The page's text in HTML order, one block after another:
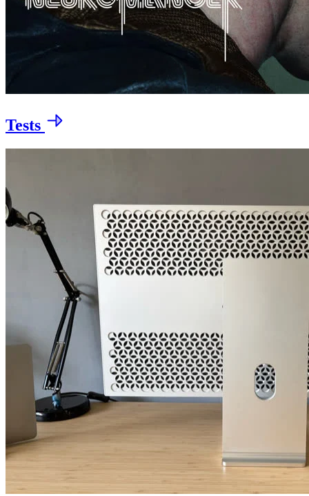
Tests